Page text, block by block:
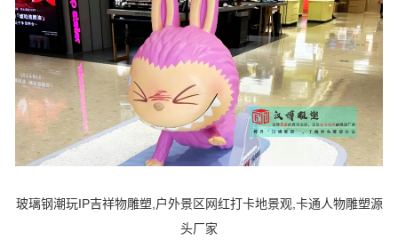
玻璃钢潮玩IP吉祥物雕塑,户外景区网红打卡地景观,卡通人物雕塑源
头厂家